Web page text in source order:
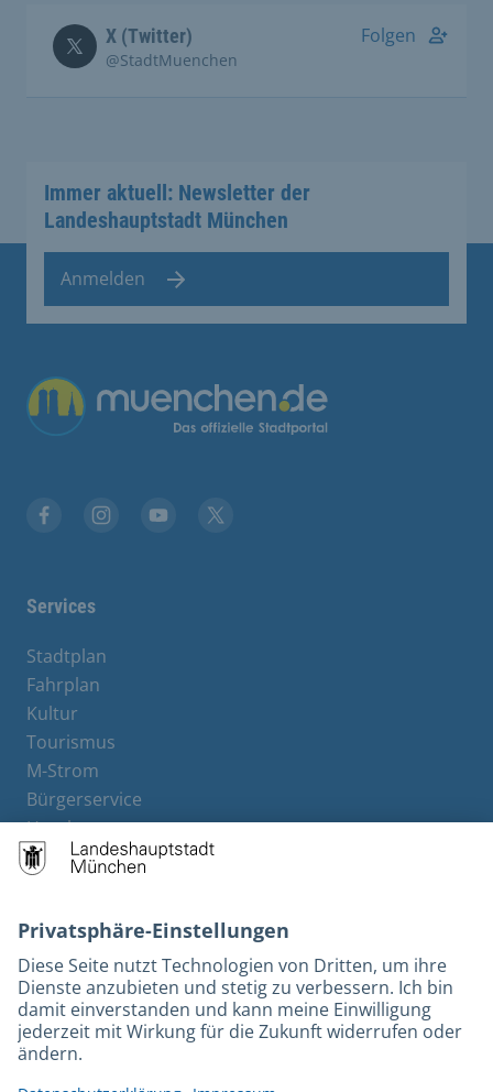
X (Twitter)
@StadtMuenchen
Folgen
Immer aktuell: Newsletter der
Landeshauptstadt München
Anmelden
Services
Stadtplan
Fahrplan
Kultur
Tourismus
M-Strom
Bürgerservice
Hotels
Barrierefreiheit
Leichte Sprache
Gebärdensprache
Datenschutz